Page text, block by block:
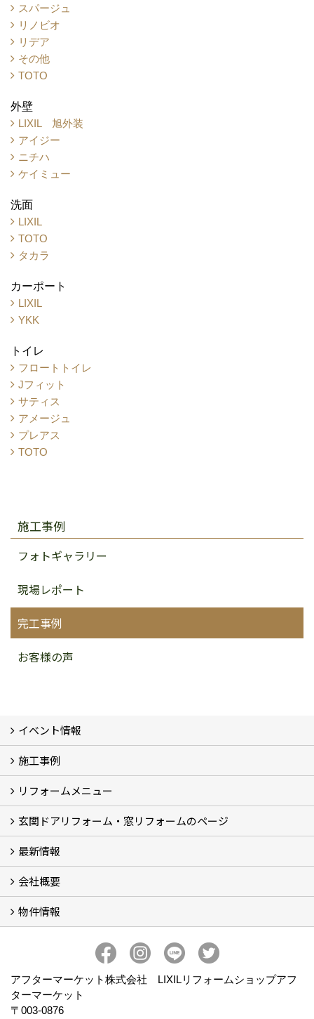
スパージュ
リノビオ
リデア
その他
TOTO
外壁
LIXIL 旭外装
アイジー
ニチハ
ケイミュー
洗面
LIXIL
TOTO
タカラ
カーポート
LIXIL
YKK
トイレ
フロートトイレ
Jフィット
サティス
アメージュ
プレアス
TOTO
施工事例
フォトギャラリー
現場レポート
完工事例
お客様の声
イベント情報
イベント予告
イベント報告
施工事例
フォトギャラリー
BeforeAfter (29)
お客様の声
リフォームメニュー
リフォームの流れ
窓リフォーム (3)
玄関ドアリフォーム (2)
キッチンリフォーム (4)
浴室リフォーム (3)
トイレリフォーム (5)
洗面リフォーム (2)
マンションリフォーム (3)
収納リフォーム
カーポート工事
風除室工事
ウッドデッキ・タイルデッキ工事
エクステリア工事 (2)
内装リフォーム
雨樋設置・修繕
外壁張替・塗装 (2)
エアコン取付工事
玄関ドアリフォーム・窓リフォームのページ
玄関ドアリフォーム
内窓交換・外窓交換・ガラス交換 (18)
最新情報
補助金情報
各種キャンペーン (2)
会社概要
会社概要
コンセプト
アクセス
スタッフ紹介
スタッフブログ
プライバシーポリシー
アフターメンテナンス
お客様サポート
事業紹介
物件情報
アフターマーケット株式会社 LIXILリフォームショップアフ
ターマーケット
〒003-0876